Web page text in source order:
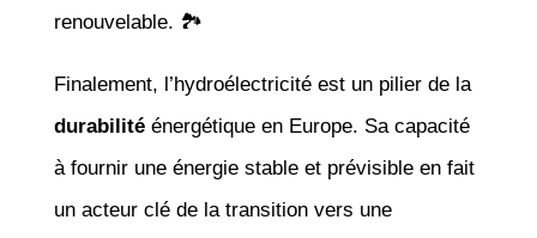
renouvelable. 🏞️
Finalement, l’hydroélectricité est un pilier de la
durabilitéénergétique en Europe. Sa capacité
à fournir une énergie stable et prévisible en fait
un acteur clé de la transition vers une